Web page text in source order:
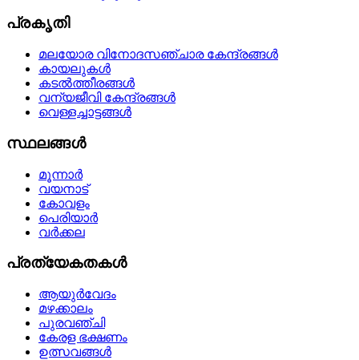
പ്രകൃതി
മലയോര വിനോദസഞ്ചാര കേന്ദ്രങ്ങള്‍
കായലുകള്‍
കടല്‍ത്തീരങ്ങള്‍
വന്യജീവി കേന്ദ്രങ്ങള്‍
വെള്ളച്ചാട്ടങ്ങള്‍
സ്ഥലങ്ങള്‍
മൂന്നാര്‍
വയനാട്
കോവളം
പെരിയാര്‍
വര്‍ക്കല
പ്രത്യേകതകള്‍
ആയുര്‍വേദം
മഴക്കാലം
പുരവഞ്ചി
കേരള ഭക്ഷണം
ഉത്സവങ്ങള്‍